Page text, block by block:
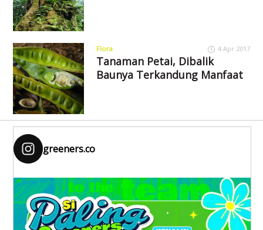
Flora 4 Apr 2017
Tanaman Petai, Dibalik
Baunya Terkandung Manfaat
greeners.co